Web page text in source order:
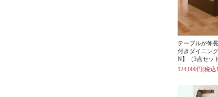
テーブルが伸
付きダイニン
N】（3点セッ
124,000円(税込